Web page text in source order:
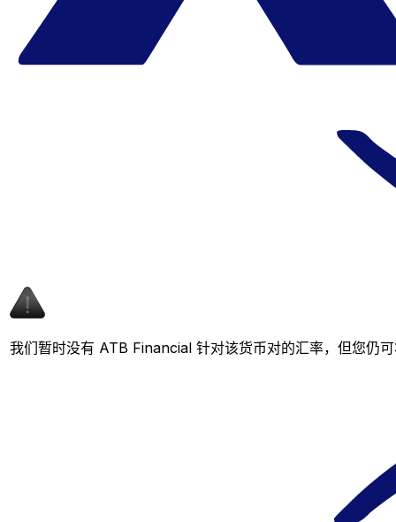
我们暂时没有 ATB Financial 针对该货币对的汇率，但您仍